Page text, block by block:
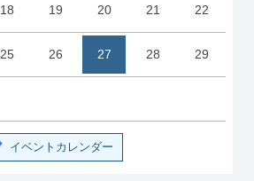
18 19 20 21 22
25 26 27 28 29
イベントカレンダー